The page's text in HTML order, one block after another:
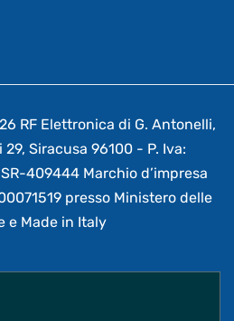
RF Elettronica di G. Antonelli,
Siracusa 96100 - P. Iva:
409444 Marchio d’impresa
presso Ministero delle
e Made in Italy